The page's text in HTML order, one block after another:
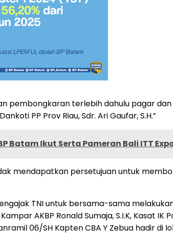
pembongkaran terlebih dahulu pagar
PP Prov Riau, Sdr. Ari Gaufar, S.H.”
Batam Ikut Serta Pameran Bali ITT
mendapatkan persetujuan untuk
TNI untuk bersama-sama
AKBP Ronald Sumaja, S.I.K, Kasat
06/SH Kapten CBA Y Zebua hadir di